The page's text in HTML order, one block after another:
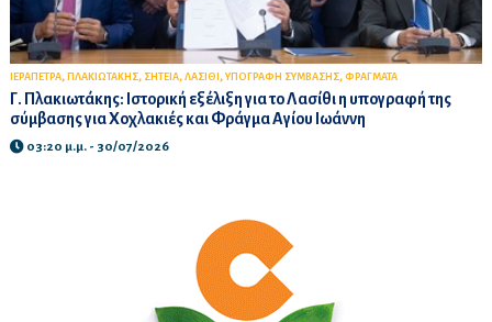
ΙΕΡΑΠΕΤΡΑ, ΠΛΑΚΙΩΤΑΚΗΣ, ΣΗΤΕΙΑ, ΛΑΣΙΘΙ , ΥΠΟΓΡΑΦΗ ΣΥΜΒΑΣΗΣ, ΦΡΑΓΜΑΤΑ
Γ. Πλακιωτάκης: Ιστορική εξέλιξη για το Λασίθι η υπογραφή της
σύμβασης για Χοχλακιές και Φράγμα Αγίου Ιωάννη
03:20 μ.μ. - 30/07/2026